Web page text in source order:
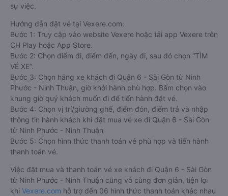
sự việc.
Hướng dẫn đặt vé tại Vexere.com:
Bước 1: Truy cập vào website Vexere hoặc tải app Vexere trên
CH Play hoặc App Store.
Bước 2: Chọn điểm đi, điểm đến, ngày đi, sau đó chọn “TÌM
VÉ XE”.
Bước 3: Chọn hãng xe khách đi Quận 6 - Sài Gòn từ Ninh
Phước - Ninh Thuận, giờ khởi hành phù hợp. Bấm chọn vào
khung giờ quý khách muốn đi để tiến hành đặt vé.
Bước 4: Chọn vị trí/giường ghế, điểm đón, điểm trả và nhập
thông tin hành khách khi đặt mua vé xe đi Quận 6 - Sài Gòn
từ Ninh Phước - Ninh Thuận
Bước 5: Chọn hình thức thanh toán vé phù hợp và tiến hành
thanh toán vé.
Việc đặt mua và thanh toán vé xe khách đi Quận 6 - Sài Gòn
từ Ninh Phước - Ninh Thuận cũng vô cùng đơn giản, tiện lợi
khi Vexere.com hỗ trợ đến 06 hình thức thanh toán khác nhau